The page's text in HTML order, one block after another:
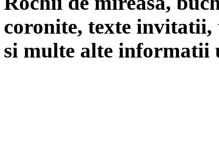
coronite, texte
si multe alte informatii